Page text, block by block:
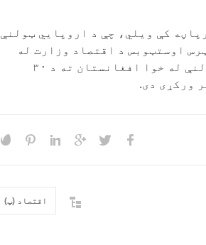
کې ویلي، چې د اروپايي ټولنې
اوستټوبس د اقتصاد وزارت له
سرپرست سره په کتنه کې د دغې ټولنې له خوا افغانستان ته د ۳۰
ورکړی دی.
اقتصاد (پ)